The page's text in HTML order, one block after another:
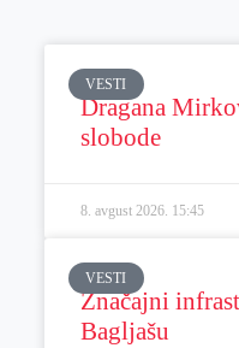
VESTI
Dragana
slobode
8. avgust 2026. 15:45
VESTI
Značajni
Bagljašu